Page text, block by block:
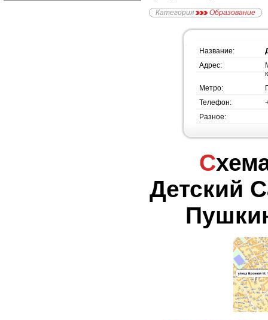
Категория Образование
Название:
Адрес:
Метро:
Телефон:
Разное:
Схема проезда -
Детский